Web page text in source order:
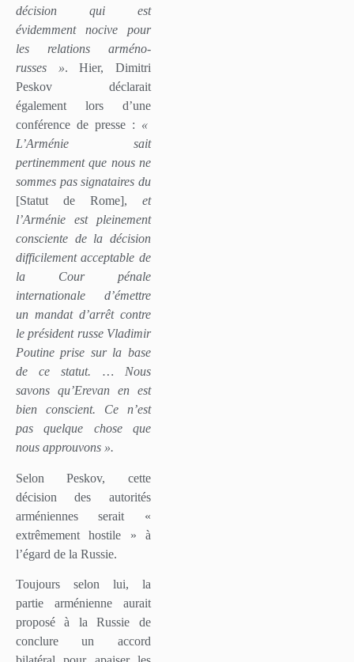
décision qui est
évidemment nocive pour
les relations arméno-
russes ». Hier, Dimitri
Peskov déclarait
également lors d’une
conférence de presse : «
L’Arménie sait
pertinemment que nous ne
sommes pas signataires du
[Statut de Rome], et
l’Arménie est pleinement
consciente de la décision
difficilement acceptable de
la Cour pénale
internationale d’émettre
un mandat d’arrêt contre
le président russe Vladimir
Poutine prise sur la base
de ce statut. … Nous
savons qu’Erevan en est
bien conscient. Ce n’est
pas quelque chose que
nous approuvons ».
Selon Peskov, cette
décision des autorités
arméniennes serait «
extrêmement hostile » à
l’égard de la Russie.
Toujours selon lui, la
partie arménienne aurait
proposé à la Russie de
conclure un accord